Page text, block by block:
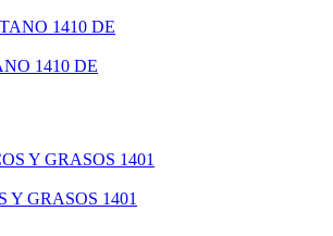
1410 DE
Y GRASOS 1401